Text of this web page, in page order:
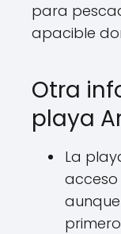
para
apacible
Otra
playa
La